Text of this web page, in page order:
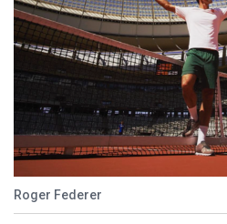
Roger Federer